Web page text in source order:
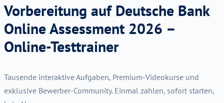
Vorbereitung auf Deutsche Bank
Online Assessment 2026 –
Online-Testtrainer
Tausende interaktive Aufgaben, Premium-Videokurse und
exklusive Bewerber-Community. Einmal zahlen, sofort starten,